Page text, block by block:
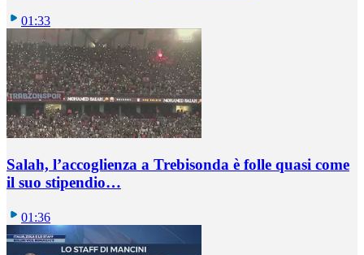
01:33
Salah, l’accoglienza a Trebisonda è folle quasi come
il suo stipendio…
01:36